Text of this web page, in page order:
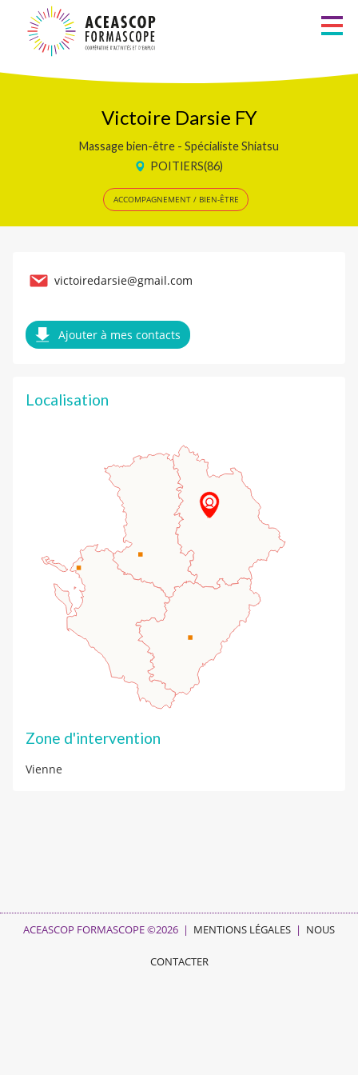
contenu
Métiers
Recherche
Zones d’intervention
Liste alphabétique
Les Consultants
Victoire Darsie FY
Massage bien-être - Spécialiste Shiatsu
POITIERS(86)
ACCOMPAGNEMENT / BIEN-ÊTRE
victoiredarsie@gmail.com
Ajouter à mes contacts
Localisation
Zone d'intervention
Vienne
ACEASCOP FORMASCOPE ©2026 | MENTIONS LÉGALES | NOUS
CONTACTER